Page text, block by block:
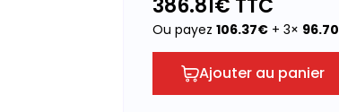
386.81€ TTC
Ou payez 106.37€+ 3× 96.70
Ajouter au panier